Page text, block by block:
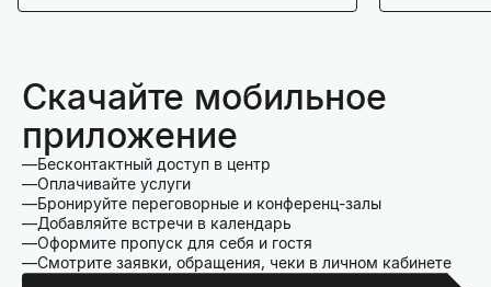
Скачайте мобильное
приложение
Бесконтактный доступ в центр
Оплачивайте услуги
Бронируйте переговорные и конференц-залы
Добавляйте встречи в календарь
Оформите пропуск для себя и гостя
Смотрите заявки, обращения, чеки в личном кабинете